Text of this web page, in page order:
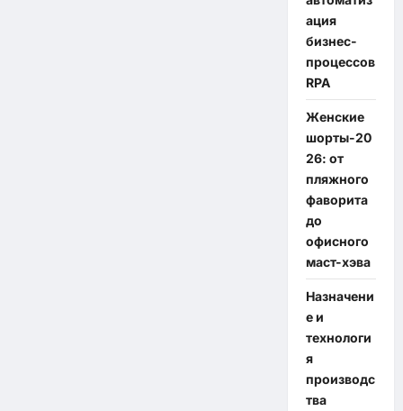
ация
бизнес-
процессов
RPA
Женские
шорты-20
26: от
пляжного
фаворита
до
офисного
маст-хэва
Назначени
е и
технологи
я
производс
тва